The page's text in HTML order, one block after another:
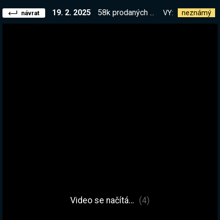
návrat 19. 2. 2025 58k prodaných knih, mrkni na slevy! GREGON<3 Vzpomínka na stařičkou hru Banished| !kniha !elite VY: neznámý
Video se načítá… (4)